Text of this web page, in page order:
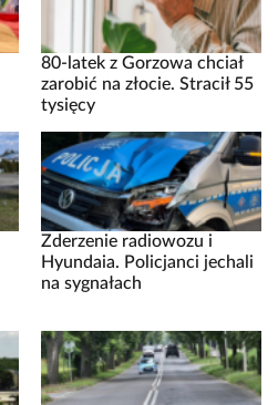
80-latek z Gorzowa chciał
zarobić na złocie. Stracił 55
tysięcy
Zderzenie radiowozu i
Hyundaia. Policjanci jechali
na sygnałach